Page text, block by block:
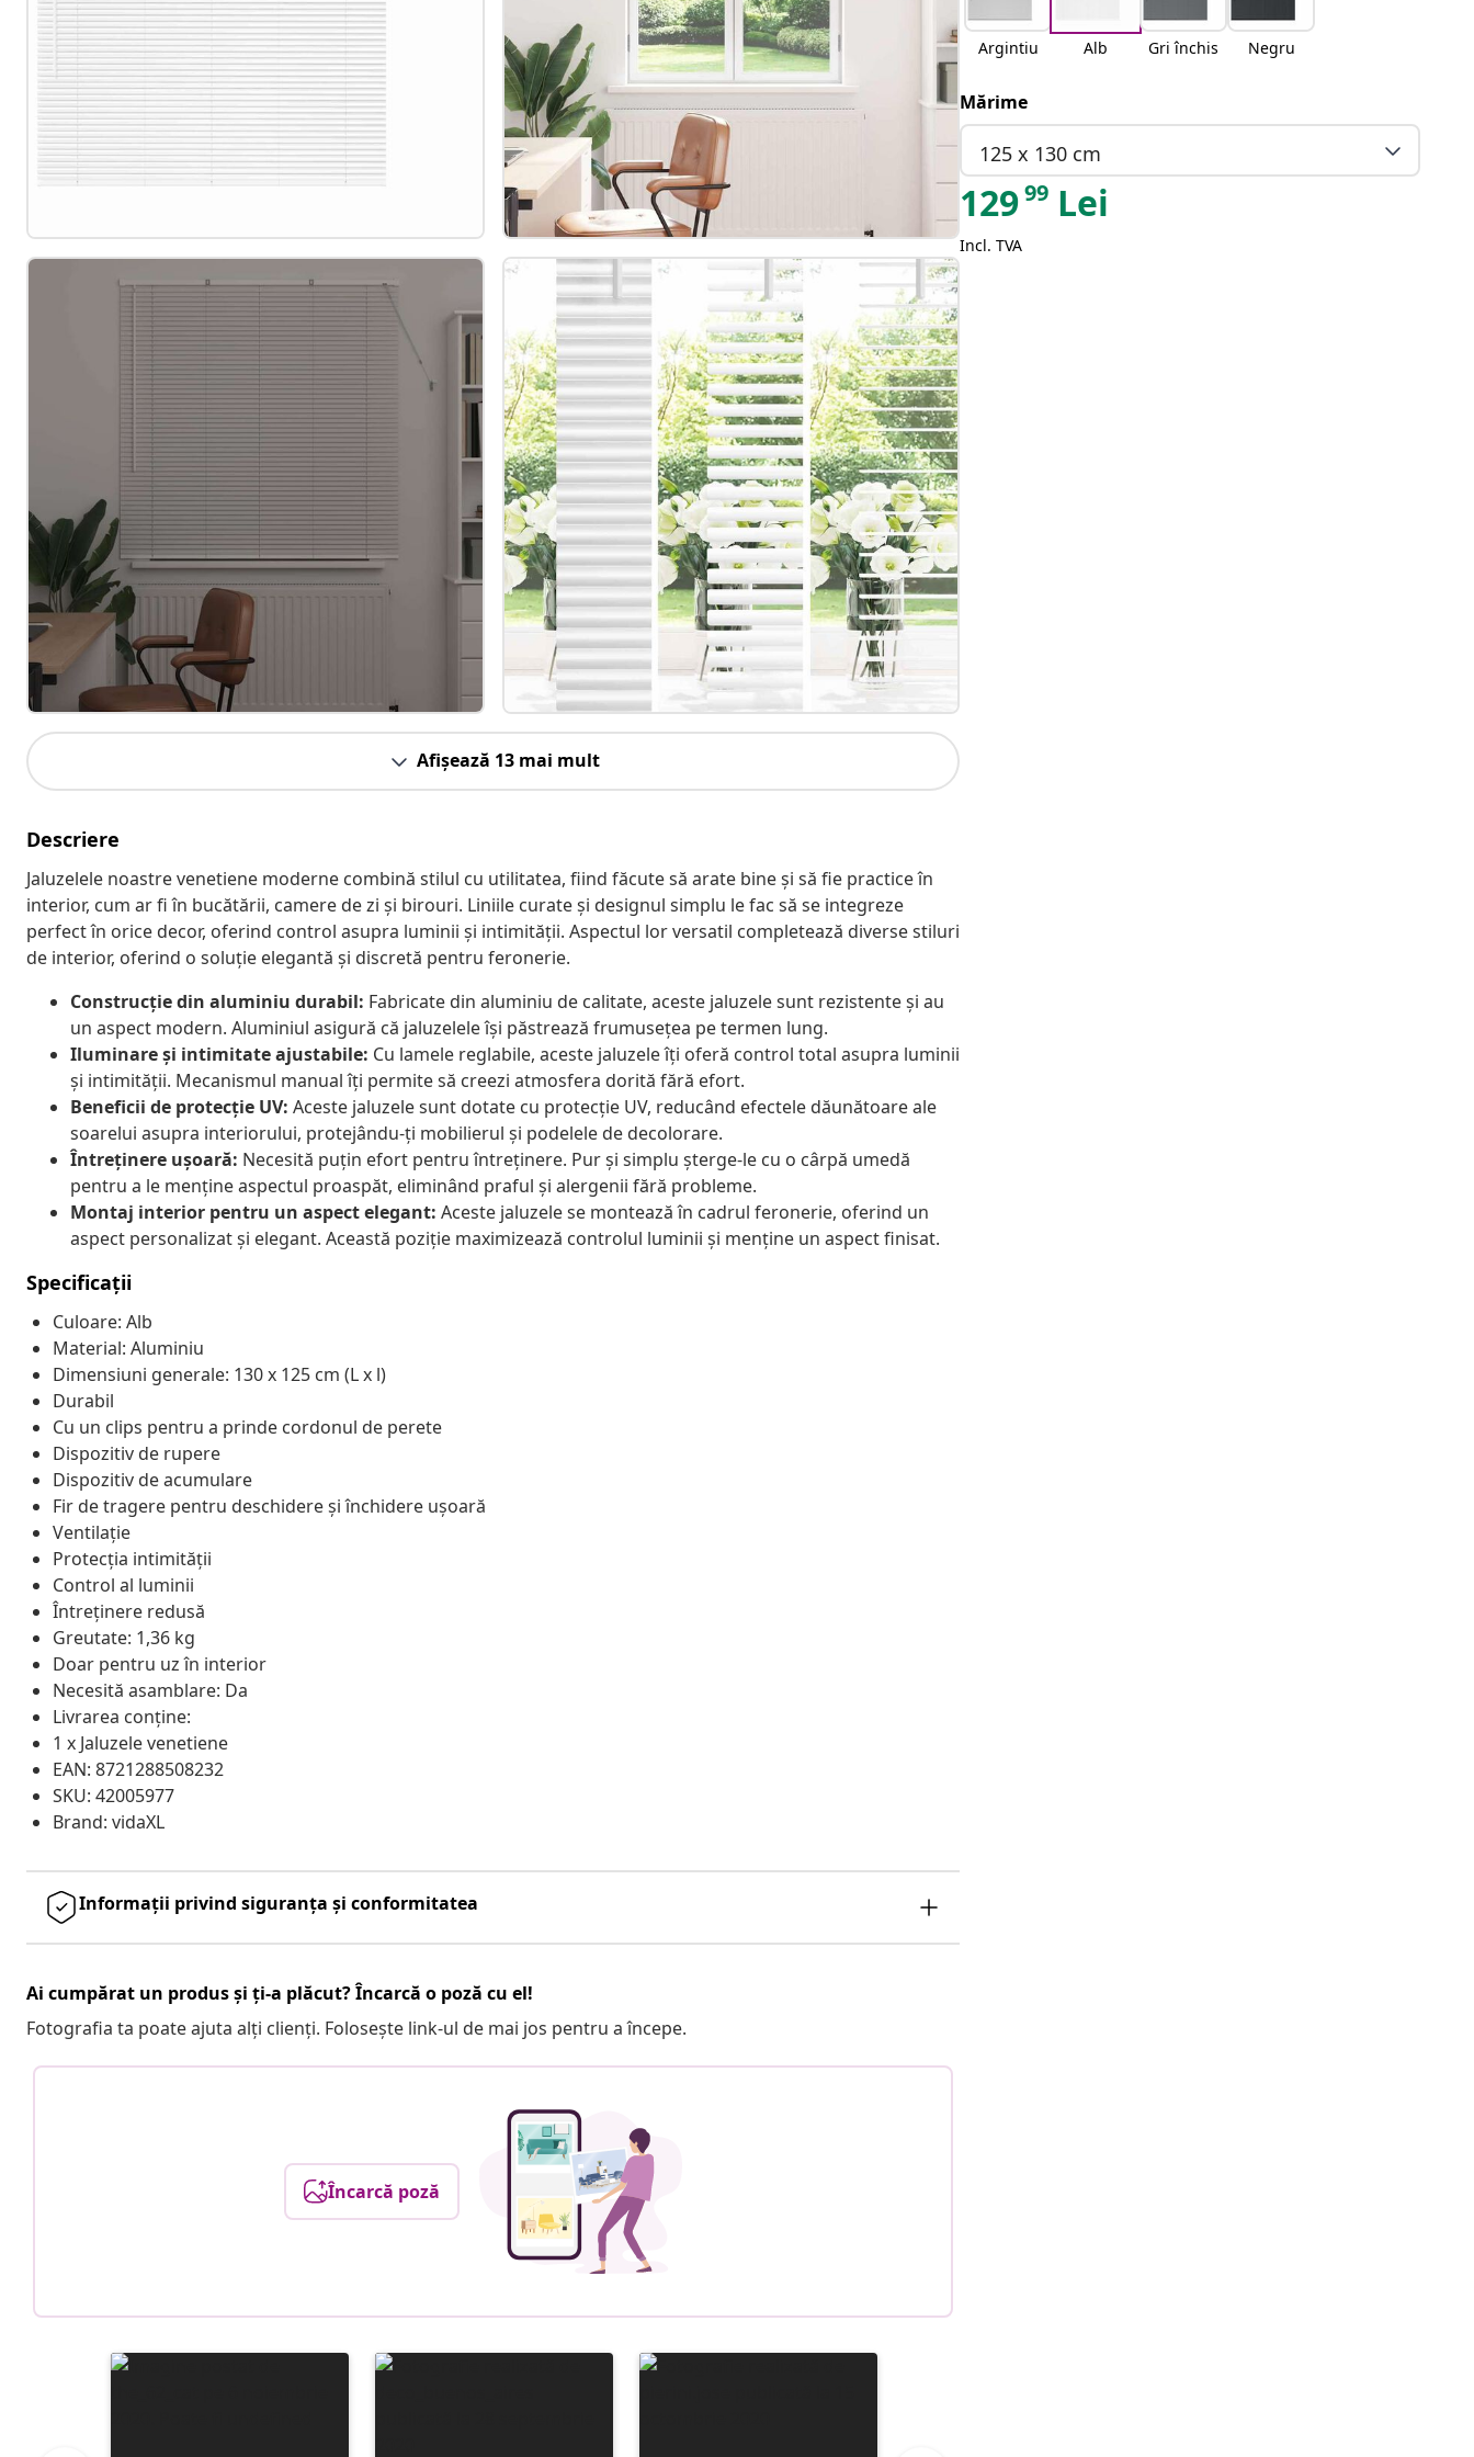
Afișează 13 mai mult
Descriere
Jaluzelele noastre venetiene moderne combină stilul cu utilitatea, fiind făcute să arate bine și să fie practice în
interior, cum ar fi în bucătării, camere de zi și birouri. Liniile curate și designul simplu le fac să se integreze
perfect în orice decor, oferind control asupra luminii și intimității. Aspectul lor versatil completează diverse stiluri
de interior, oferind o soluție elegantă și discretă pentru feronerie.
Construcție din aluminiu durabil: Fabricate din aluminiu de calitate, aceste jaluzele sunt rezistente și au
un aspect modern. Aluminiul asigură că jaluzelele își păstrează frumusețea pe termen lung.
Iluminare și intimitate ajustabile: Cu lamele reglabile, aceste jaluzele îți oferă control total asupra luminii
și intimității. Mecanismul manual îți permite să creezi atmosfera dorită fără efort.
Beneficii de protecție UV: Aceste jaluzele sunt dotate cu protecție UV, reducând efectele dăunătoare ale
soarelui asupra interiorului, protejându-ți mobilierul și podelele de decolorare.
Întreținere ușoară: Necesită puțin efort pentru întreținere. Pur și simplu șterge-le cu o cârpă umedă
pentru a le menține aspectul proaspăt, eliminând praful și alergenii fără probleme.
Montaj interior pentru un aspect elegant: Aceste jaluzele se montează în cadrul feronerie, oferind un
aspect personalizat și elegant. Această poziție maximizează controlul luminii și menține un aspect finisat.
Specificații
Culoare: Alb
Material: Aluminiu
Dimensiuni generale: 130 x 125 cm (L x l)
Durabil
Cu un clips pentru a prinde cordonul de perete
Dispozitiv de rupere
Dispozitiv de acumulare
Fir de tragere pentru deschidere și închidere ușoară
Ventilație
Protecția intimității
Control al luminii
Întreținere redusă
Greutate: 1,36 kg
Doar pentru uz în interior
Necesită asamblare: Da
Livrarea conține:
1 x Jaluzele venetiene
EAN: 8721288508232
SKU: 42005977
Brand: vidaXL
Informații privind siguranța și conformitatea
Ai cumpărat un produs și ți-a plăcut? Încarcă o poză cu el!
Fotografia ta poate ajuta alți clienți. Folosește link-ul de mai jos pentru a începe.
Încarcă poză
Argintiu Alb Gri închis Negru
Mărime
125 x 130 cm
12999 Lei
Incl. TVA